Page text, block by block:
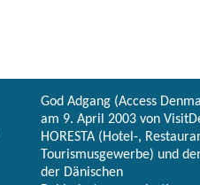
God Adgang (Access
am 9. April 2003 von
HORESTA (Hotel-,
Tourismusgewerbe) und
der Dänischen